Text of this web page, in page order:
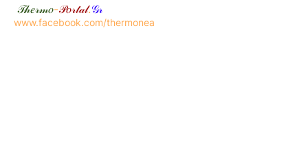
𝒯𝒽𝑒𝓇𝓂𝑜-𝒫𝑜𝓇𝓉𝒶𝓁.𝒢𝓇
www.facebook.com/thermonea